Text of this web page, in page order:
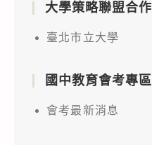
大學策略聯盟合作
臺北市立大學
國中教育會考專區
會考最新消息